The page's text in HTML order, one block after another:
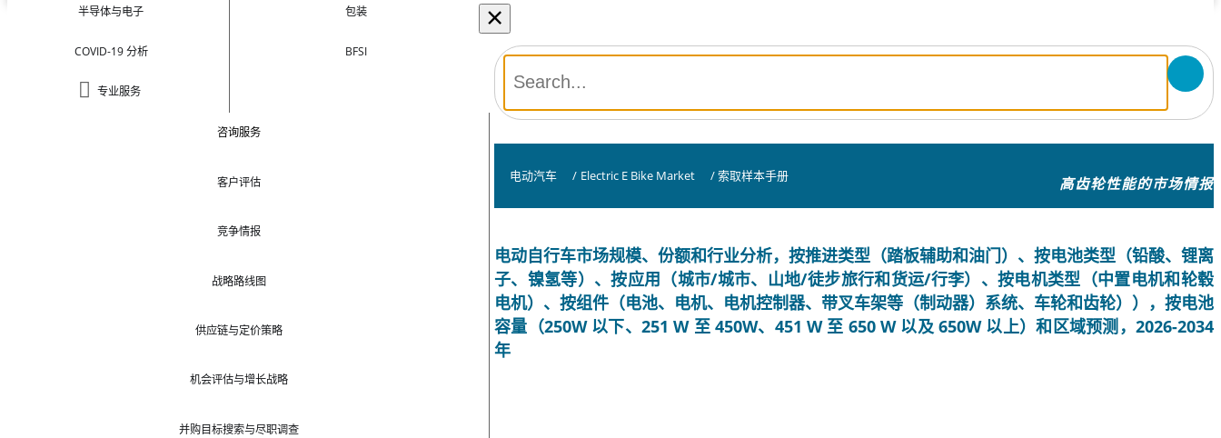
半导体与电子
COVID-19 分析
专业服务
包装
BFSI
咨询服务
客户评估
竞争情报
战略路线图
供应链与定价策略
机会评估与增长战略
并购目标搜索与尽职调查
×
电动汽车 / Electric E Bike Market / 索取样本手册 高齿轮性能的市场情报
电动自行车市场规模、份额和行业分析，按推进类型（踏板辅助和油门）、按电池类型（铅酸、锂离
子、镍氢等）、按应用（城市/城市、山地/徒步旅行和货运/行李）、按电机类型（中置电机和轮毂
电机）、按组件（电池、电机、电机控制器、带叉车架等（制动器）系统、车轮和齿轮）），按电池
容量（250W 以下、251 W 至 450W、451 W 至 650 W 以及 650W 以上）和区域预测，2026-2034
年